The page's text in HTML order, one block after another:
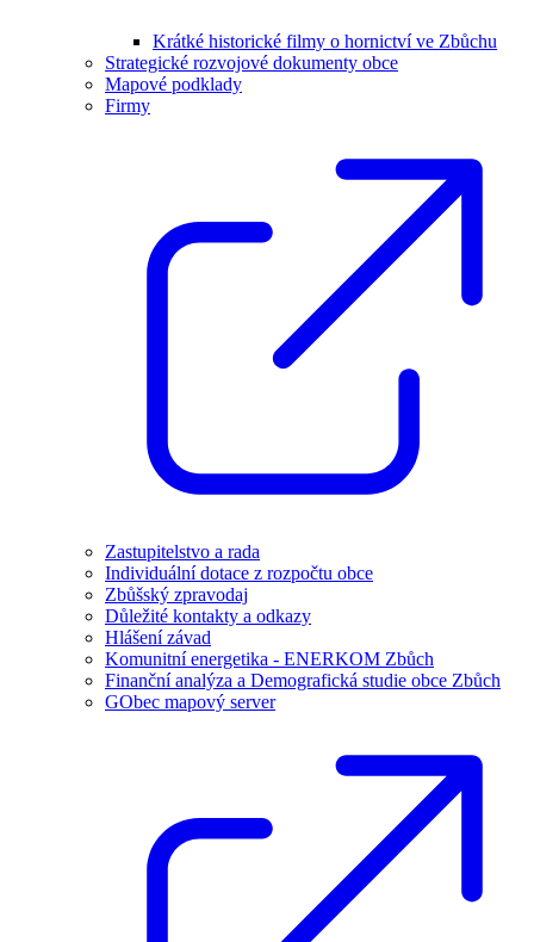
Krátké historické filmy o hornictví ve Zbůchu
Strategické rozvojové dokumenty obce
Mapové podklady
Firmy
Zastupitelstvo a rada
Individuální dotace z rozpočtu obce
Zbůšský zpravodaj
Důležité kontakty a odkazy
Hlášení závad
Komunitní energetika - ENERKOM Zbůch
Finanční analýza a Demografická studie obce Zbůch
GObec mapový server